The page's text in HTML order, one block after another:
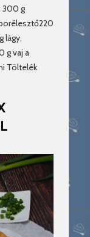
300 g
lágy,
g vaj a
Töltelék